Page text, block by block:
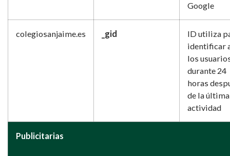
Google
colegiosanjaime.es _gid
ID utiliza
identificar
los
durante 24
horas
de la última
actividad
Publicitarias